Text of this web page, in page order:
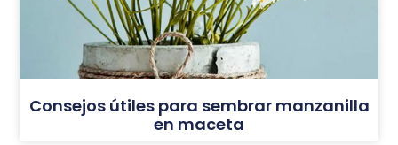
Consejos útiles para sembrar manzanilla
en maceta